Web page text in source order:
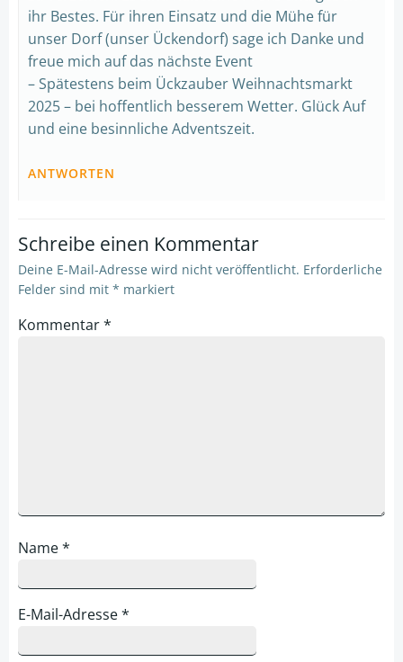
ihr Bestes. Für ihren Einsatz und die Mühe für
unser Dorf (unser Ückendorf) sage ich Danke und
freue mich auf das nächste Event
– Spätestens beim Ückzauber Weihnachtsmarkt
2025 – bei hoffentlich besserem Wetter. Glück Auf
und eine besinnliche Adventszeit.
ANTWORTEN
Schreibe einen Kommentar
Deine E-Mail-Adresse wird nicht veröffentlicht. Erforderliche
Felder sind mit * markiert
Kommentar*
Name*
E-Mail-Adresse*